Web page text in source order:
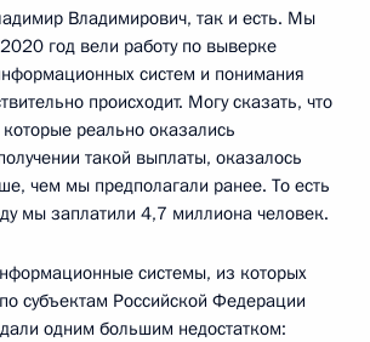
Владимирович, так и есть. Мы
год вели работу по выверке
систем и понимания
происходит. Могу сказать, что
которые реально оказались
такой выплаты, оказалось
чем мы предполагали ранее. То есть
мы заплатили 4,7 миллиона человек.
системы, из которых
субъектам Российской Федерации
одним большим недостатком: